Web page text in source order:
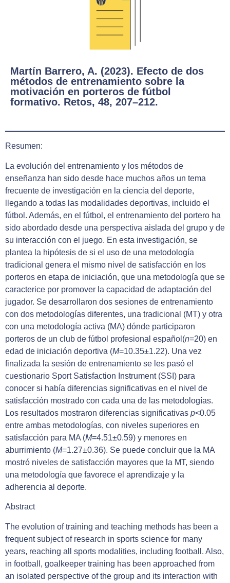
Martín Barrero, A. (2023). Efecto de dos
métodos de entrenamiento sobre la
motivación en porteros de fútbol
formativo. Retos, 48, 207–212.
Resumen:
La evolución del entrenamiento y los métodos de
enseñanza han sido desde hace muchos años un tema
frecuente de investigación en la ciencia del deporte,
llegando a todas las modalidades deportivas, incluido el
fútbol. Además, en el fútbol, el entrenamiento del portero ha
sido abordado desde una perspectiva aislada del grupo y de
su interacción con el juego. En esta investigación, se
plantea la hipótesis de si el uso de una metodología
tradicional genera el mismo nivel de satisfacción en los
porteros en etapa de iniciación, que una metodología que se
caracterice por promover la capacidad de adaptación del
jugador. Se desarrollaron dos sesiones de entrenamiento
con dos metodologías diferentes, una tradicional (MT) y otra
con una metodología activa (MA) dónde participaron
porteros de un club de fútbol profesional español(n=20) en
edad de iniciación deportiva (M=10.35±1.22). Una vez
finalizada la sesión de entrenamiento se les pasó el
cuestionario Sport Satisfaction Instrument (SSI) para
conocer si había diferencias significativas en el nivel de
satisfacción mostrado con cada una de las metodologías.
Los resultados mostraron diferencias significativas p<0.05
entre ambas metodologías, con niveles superiores en
satisfacción para MA (M=4.51±0.59) y menores en
aburrimiento (M=1.27±0.36). Se puede concluir que la MA
mostró niveles de satisfacción mayores que la MT, siendo
una metodología que favorece el aprendizaje y la
adherencia al deporte.
Abstract
The evolution of training and teaching methods has been a
frequent subject of research in sports science for many
years, reaching all sports modalities, including football. Also,
in football, goalkeeper training has been approached from
an isolated perspective of the group and its interaction with